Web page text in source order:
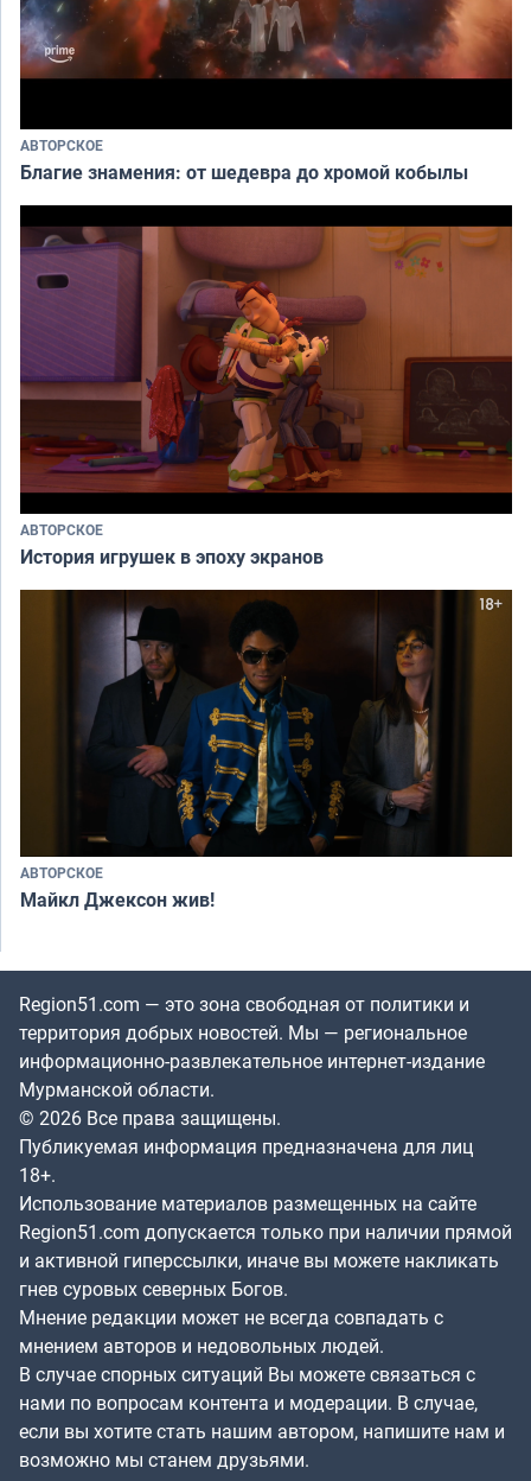
АВТОРСКОЕ
Благие знамения: от шедевра до хромой кобылы
АВТОРСКОЕ
История игрушек в эпоху экранов
АВТОРСКОЕ
Майкл Джексон жив!
Region51.com — это зона свободная от политики и
территория добрых новостей. Мы — региональное
информационно-развлекательное интернет-издание
Мурманской области.
© 2026 Все права защищены.
Публикуемая информация предназначена для лиц
18+.
Использование материалов размещенных на сайте
Region51.com допускается только при наличии прямой
и активной гиперссылки, иначе вы можете накликать
гнев суровых северных Богов.
Мнение редакции может не всегда совпадать с
мнением авторов и недовольных людей.
В случае спорных ситуаций Вы можете связаться с
нами по вопросам контента и модерации. В случае,
если вы хотите стать нашим автором, напишите нам и
возможно мы станем друзьями.